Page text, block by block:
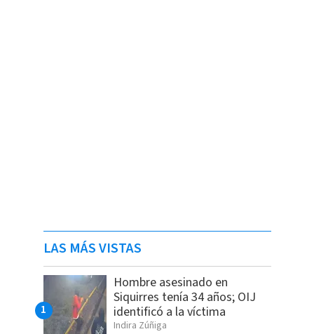
LAS MÁS VISTAS
Hombre asesinado en
Siquirres tenía 34 años; OIJ
identificó a la víctima
Indira Zúñiga